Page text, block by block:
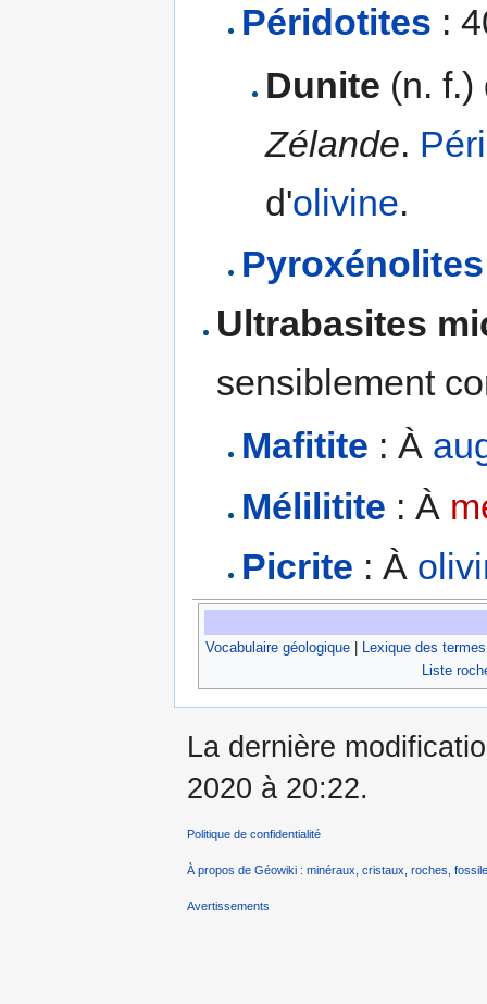
Péridotites :
Dunite (n.
Zélande.
d'olivine.
Pyroxénolites
Ultrabasites
sensiblement
Mafitite : À
Mélilitite : À
Picrite : À
Vocabulaire géologique
Lexique des
Liste
La dernière
2020 à 20:22.
Politique de confidentialité
À propos de Géowiki : minéraux, cristaux, roches,
Avertissements